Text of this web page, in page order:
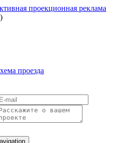
проезда